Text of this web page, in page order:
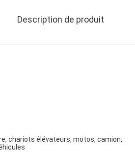
Description de produit
chariots élévateurs, motos, camion,